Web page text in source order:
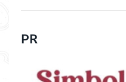
PR